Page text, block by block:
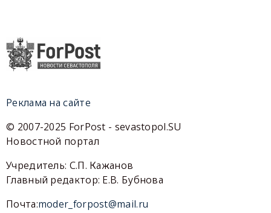
Реклама на сайте
© 2007-2025 ForPost - sevastopol.SU
Новостной портал
Учредитель: С.П. Кажанов
Главный редактор: Е.В. Бубнова
Почта:moder_forpost@mail.ru